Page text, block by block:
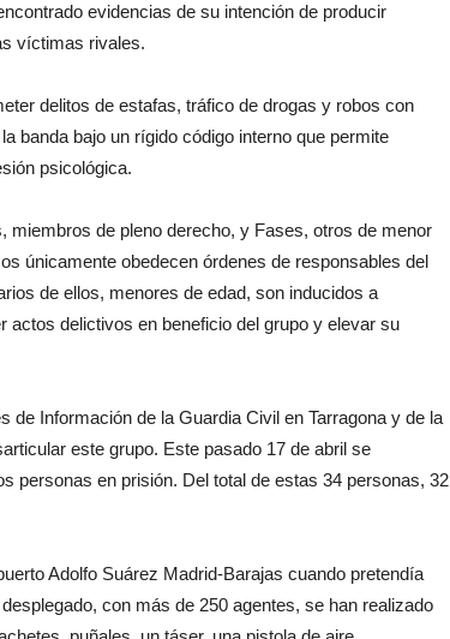
evidencias de su intención de producir
víctimas rivales.
delitos de estafas, tráfico de drogas y robos con
banda bajo un rígido código interno que permite
psicológica.
miembros de pleno derecho, y Fases, otros de menor
únicamente obedecen órdenes de responsables del
de ellos, menores de edad, son inducidos a
delictivos en beneficio del grupo y elevar su
de Información de la Guardia Civil en Tarragona y de la
este grupo. Este pasado 17 de abril se
personas en prisión. Del total de estas 34 personas, 32
Adolfo Suárez Madrid-Barajas cuando pretendía
con más de 250 agentes, se han realizado